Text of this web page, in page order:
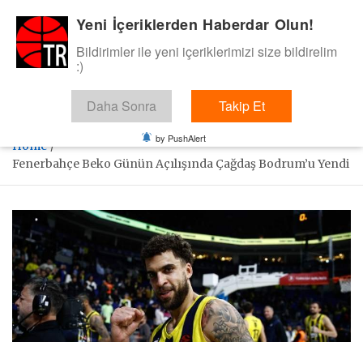
content
BasketTR
Sol dip çizgiden bir basket de bizden gelsin dedik.
Home
Fenerbahçe Beko Günün Açılışında Çağdaş Bodrum’u Yendi
Yeni İçeriklerden Haberdar Olun!
Bildirimler ile yeni içeriklerimizi size bildirelim
:)
Daha Sonra Takip Et
by PushAlert